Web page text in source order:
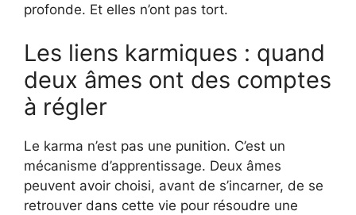
profonde. Et elles n’ont pas tort.
Les liens karmiques : quand
deux âmes ont des comptes
à régler
Le karma n’est pas une punition. C’est un
mécanisme d’apprentissage. Deux âmes
peuvent avoir choisi, avant de s’incarner, de se
retrouver dans cette vie pour résoudre une